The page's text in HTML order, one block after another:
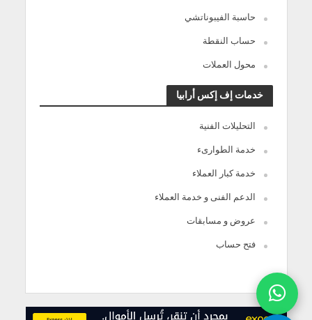
حاسبة الفيبوناتشي
حساب النقطة
محول العملات
خدمات إف إكس أرابيا
التحليلات الفنية
خدمة الطوارىء
خدمة كبار العملاء
الدعم الفنى و خدمة العملاء
عروض و مسابقات
فتح حساب